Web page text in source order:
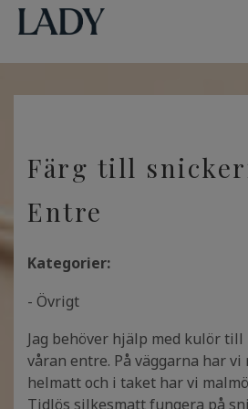
Färg till
Entre
Kategorier:
- Övrigt
Jag behöver hjälp med kulör
våran entre. På väggarna har vi
helmatt och i taket har vi
Tidlös silkesmatt fungera på